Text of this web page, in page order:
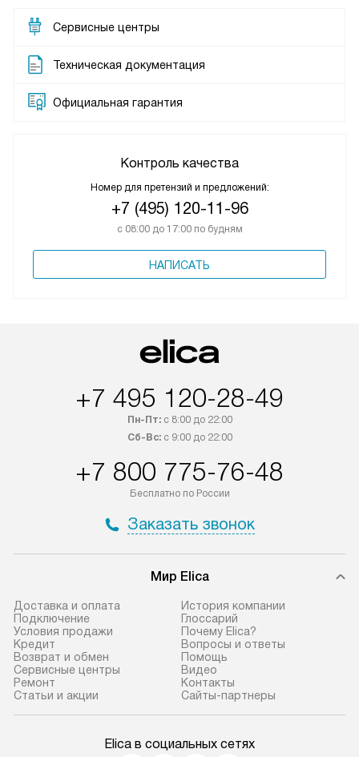
Сервисные центры
Техническая документация
Официальная гарантия
Контроль качества
Номер для претензий и предложений:
+7 (495) 120-11-96
с 08:00 до 17:00 по будням
НАПИСАТЬ
+7 495 120-28-49
Пн-Пт:с 8:00 до 22:00
Сб-Вс:с 9:00 до 22:00
+7 800 775-76-48
Бесплатно по России
Заказать звонок
Мир Elica
Доставка и оплата
Подключение
Условия продажи
Кредит
Возврат и обмен
Сервисные центры
Ремонт
Статьи и акции
История компании
Глоссарий
Почему Elica?
Вопросы и ответы
Помощь
Видео
Контакты
Сайты-партнеры
Elica в социальных сетях